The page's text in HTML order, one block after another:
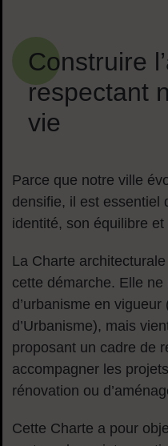
Construire
respectant
vie
Parce que notre ville
densifie, il est essentiel
identité, son équilibre
La Charte
cette démarche. Elle
d’urbanisme en
d’Urbanisme), mais
proposant un cadre de
accompagner les
rénovation ou
Cette Charte a pour